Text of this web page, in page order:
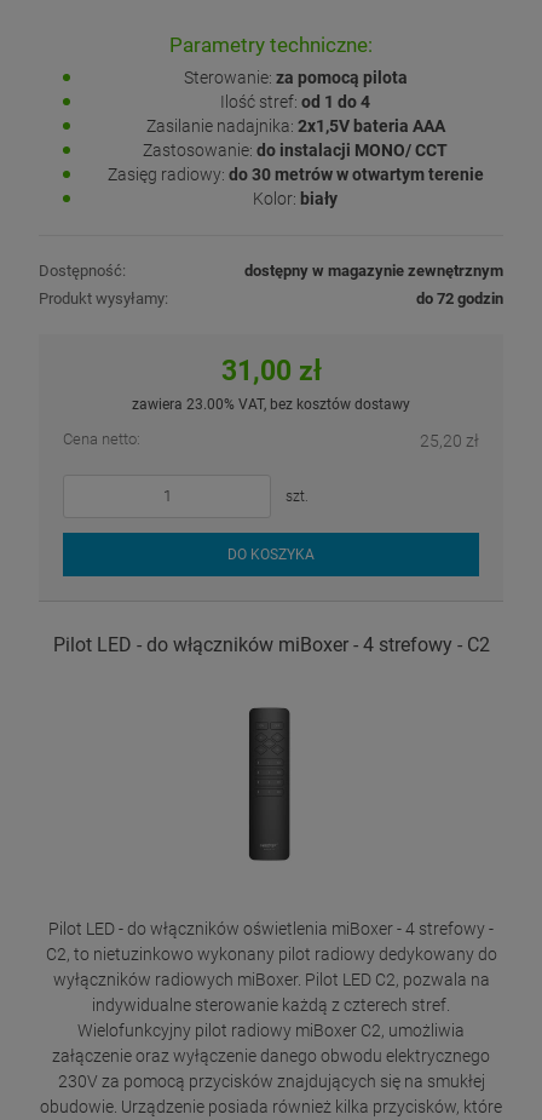
Parametry techniczne:
Sterowanie: za pomocą pilota
Ilość stref: od 1 do 4
Zasilanie nadajnika: 2x1,5V bateria AAA
Zastosowanie: do instalacji MONO/ CCT
Zasięg radiowy: do 30 metrów w otwartym terenie
Kolor: biały
Dostępność:
dostępny w magazynie zewnętrznym
Produkt wysyłamy:
do 72 godzin
31,00 zł
zawiera 23.00% VAT, bez kosztów dostawy
Cena netto: 25,20 zł
szt.
DO KOSZYKA
Pilot LED - do włączników miBoxer - 4 strefowy - C2
Pilot LED - do włączników oświetlenia miBoxer - 4 strefowy -
C2, to nietuzinkowo wykonany pilot radiowy dedykowany do
wyłączników radiowych miBoxer. Pilot LED C2, pozwala na
indywidualne sterowanie każdą z czterech stref.
Wielofunkcyjny pilot radiowy miBoxer C2, umożliwia
załączenie oraz wyłączenie danego obwodu elektrycznego
230V za pomocą przycisków znajdujących się na smukłej
obudowie. Urządzenie posiada również kilka przycisków, które